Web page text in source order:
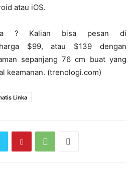
atau iOS.
? Kalian bisa pesan di
$99, atau $139 dengan
sepanjang 76 cm buat yang
keamanan. (trenologi.com)
Linka